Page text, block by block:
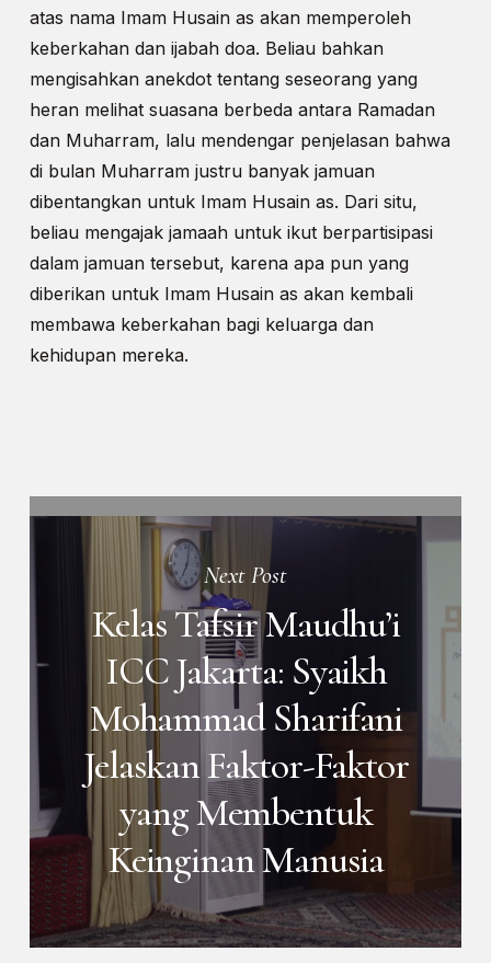
atas nama Imam Husain as akan memperoleh
keberkahan dan ijabah doa. Beliau bahkan
mengisahkan anekdot tentang seseorang yang
heran melihat suasana berbeda antara Ramadan
dan Muharram, lalu mendengar penjelasan bahwa
di bulan Muharram justru banyak jamuan
dibentangkan untuk Imam Husain as. Dari situ,
beliau mengajak jamaah untuk ikut berpartisipasi
dalam jamuan tersebut, karena apa pun yang
diberikan untuk Imam Husain as akan kembali
membawa keberkahan bagi keluarga dan
kehidupan mereka.
Next Post
Kelas Tafsir Maudhu’i
ICC Jakarta: Syaikh
Mohammad Sharifani
Jelaskan Faktor-Faktor
yang Membentuk
Keinginan Manusia